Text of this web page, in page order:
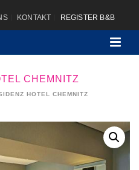
KONTAKT REGISTER B&B
CHEMNITZ
HOTEL CHEMNITZ